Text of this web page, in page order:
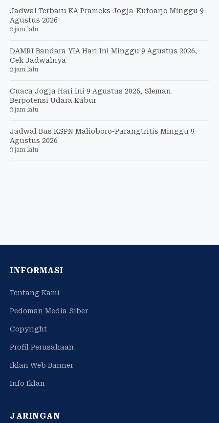
Jadwal Terbaru KA Prameks Jogja-Kutoarjo Minggu 9
Agustus 2026
2 jam lalu
DAMRI Bandara YIA Hari Ini Minggu 9 Agustus 2026,
Cek Jadwalnya
2 jam lalu
Cuaca Jogja Hari Ini 9 Agustus 2026, Sleman
Berpotensi Udara Kabur
3 jam lalu
Jadwal Bus KSPN Malioboro-Parangtritis Minggu 9
Agustus 2026
3 jam lalu
INFORMASI
Tentang Kami
Pedoman Media Siber
Copyright
Profil Perusahaan
Iklan Web Banner
Info Iklan
JARINGAN